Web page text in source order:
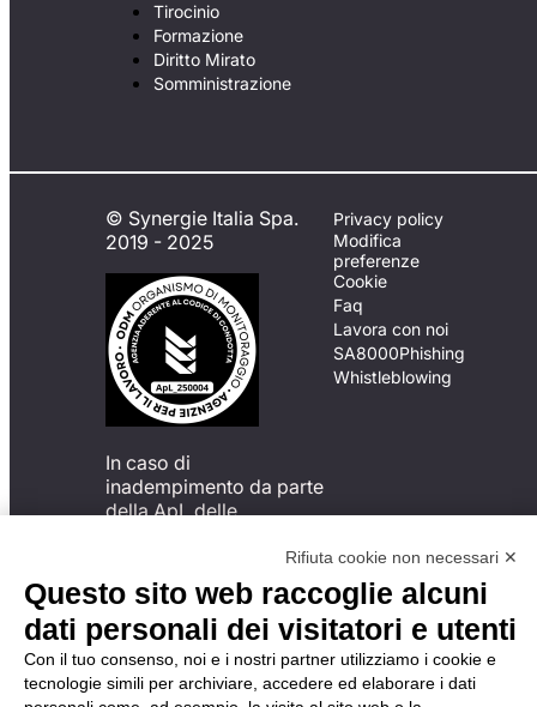
Tirocinio
Formazione
Diritto Mirato
Somministrazione
© Synergie Italia Spa.
2019 - 2025
In caso di
inadempimento da parte
della ApL delle
del Codice di Condotta, è
possibile presentare un
reclamo
all’Organismo di
Monitoraggio utilizzando
una delle modalità
descritte al seguente
Privacy policy
Modifica
preferenze
Cookie
Faq
Lavora con noi
SA8000Phishing
Whistleblowing
Rifiuta cookie non necessari ✕
Questo sito web raccoglie alcuni
dati personali dei visitatori e utenti
Con il tuo consenso, noi e i nostri partner utilizziamo i cookie e
tecnologie simili per archiviare, accedere ed elaborare i dati